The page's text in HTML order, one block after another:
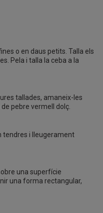
o en daus petits. Talla els
Pela i talla la ceba a la
tallades, amaneix-les
pebre vermell dolç.
tendres i lleugerament
una superfície
una forma rectangular,